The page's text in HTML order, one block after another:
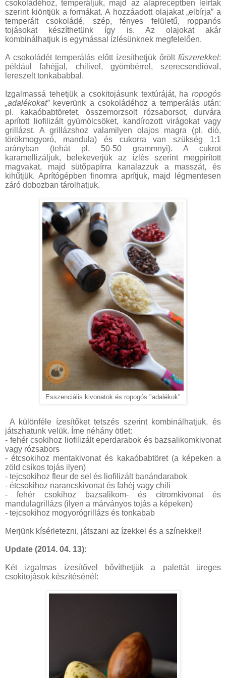
csokoládéhoz, temperáljuk, majd az alapreceptben leírtak
szerint kiöntjük a formákat. A hozzáadott olajakat „elbírja” a
temperált csokoládé, szép, fényes felületű, roppanós
tojásokat készíthetünk így is. Az olajokat akár
kombinálhatjuk is egymással ízlésünknek megfelelően.
A csokoládét temperálás előtt ízesíthetjük őrölt fűszerekkel:
például fahéjjal, chilivel, gyömbérrel, szerecsendióval,
lereszelt tonkababbal.
Izgalmassá tehetjük a csokitojásunk textúráját, ha ropogós
„adalékokat”keverünk a csokoládéhoz a temperálás után:
pl. kakaóbabtöretet, összemorzsolt rózsaborsot, durvára
aprított liofilizált gyümölcsöket, kandírozott virágokat vagy
grillázst. A grillázshoz valamilyen olajos magra (pl. dió,
törökmogyoró, mandula) és cukorra van szükség 1:1
arányban (tehát pl. 50-50 grammnyi). A cukrot
karamellizáljuk, belekeverjük az ízlés szerint megpirított
magvakat, majd sütőpapírra kanalazzuk a masszát, és
kihűtjük. Aprítógépben finomra aprítjuk, majd légmentesen
záró dobozban tárolhatjuk.
Esszenciális kivonatok és ropogós "adalékok"
A különféle ízesítőket tetszés szerint kombinálhatjuk, és
játszhatunk velük. Íme néhány ötlet:
- fehér csokihoz liofilizált eperdarabok és bazsalikomkivonat
vagy rózsabors
- étcsokihoz mentakivonat és kakaóbabtöret (a képeken a
zöld csíkos tojás ilyen)
- tejcsokihoz fleur de sel és liofilizált banándarabok
- étcsokihoz narancskivonat és fahéj vagy chili
- fehér csokihoz bazsalikom- és citromkivonat és
mandulagrillázs (ilyen a márványos tojás a képeken)
- tejcsokihoz mogyorógrillázs és tonkabab
Merjünk kísérletezni, játszani az ízekkel és a színekkel!
Update (2014. 04. 13):
Két izgalmas ízesítővel bővíthetjük a palettát üreges
csokitojások készítésénél: